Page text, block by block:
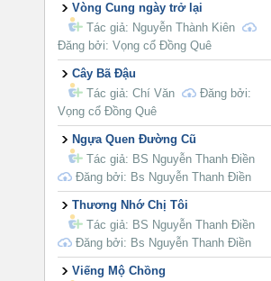
Vòng Cung ngày trở lại
Tác giả: Nguyễn Thành Kiên
Đăng bởi: Vọng cổ Đồng Quê
Cây Bã Đậu
Tác giả: Chí Văn
Đăng bởi:
Vọng cổ Đồng Quê
Ngựa Quen Đường Cũ
Tác giả: BS Nguyễn Thanh Điền
Đăng bởi: Bs Nguyễn Thanh Điền
Thương Nhớ Chị Tôi
Tác giả: BS Nguyễn Thanh Điền
Đăng bởi: Bs Nguyễn Thanh Điền
Viếng Mộ Chồng